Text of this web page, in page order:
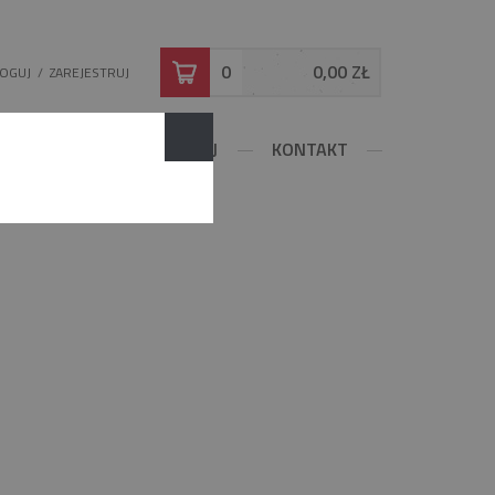
/ZAREJESTRUJ 0 0,00 ZŁ
KONFIGURUJ KONTAKT